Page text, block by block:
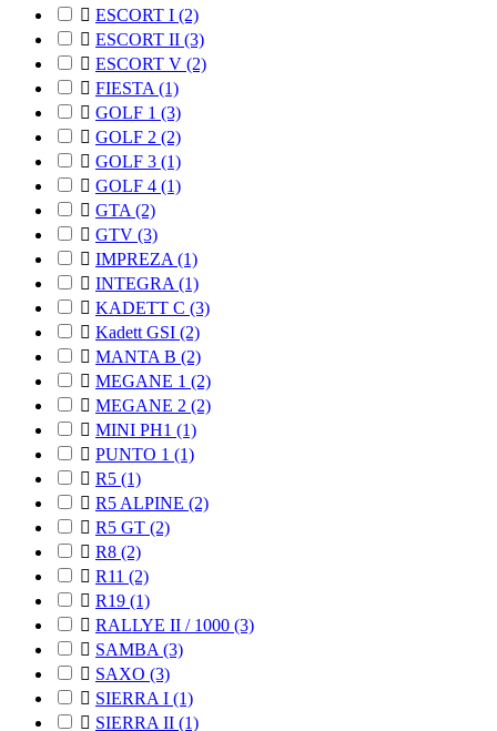
 ESCORT I (2)
 ESCORT II (3)
 ESCORT V (2)
 FIESTA (1)
 GOLF 1 (3)
 GOLF 2 (2)
 GOLF 3 (1)
 GOLF 4 (1)
 GTA (2)
 GTV (3)
 IMPREZA (1)
 INTEGRA (1)
 KADETT C (3)
 Kadett GSI (2)
 MANTA B (2)
 MEGANE 1 (2)
 MEGANE 2 (2)
 MINI PH1 (1)
 PUNTO 1 (1)
 R5 (1)
 R5 ALPINE (2)
 R5 GT (2)
 R8 (2)
 R11 (2)
 R19 (1)
 RALLYE II / 1000 (3)
 SAMBA (3)
 SAXO (3)
 SIERRA I (1)
 SIERRA II (1)